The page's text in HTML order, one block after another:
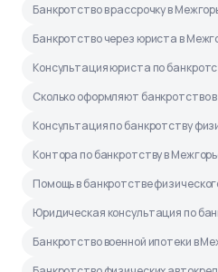
Банкротство в рассрочку в
Банкротство через юриста в
Консультация юриста по
Сколько оформляют банкротство
Консультация по банкротству
Контора по банкротству в
Помощь в банкротстве
Юридическая консультация по
Банкротство военной ипотеки в